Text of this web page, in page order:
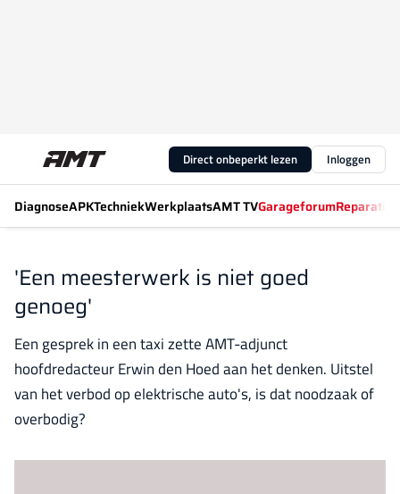
Direct onbeperkt lezen Inloggen
DiagnoseAPKTechniekWerkplaatsAMT TVGarageforum
'Een meesterwerk is niet goed
genoeg'
Een gesprek in een taxi zette AMT-adjunct
hoofdredacteur Erwin den Hoed aan het denken. Uitstel
van het verbod op elektrische auto's, is dat noodzaak of
overbodig?